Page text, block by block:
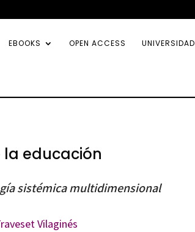
EBOOKS OPEN ACCESS UNIVERSIDAD
la educación
sistémica multidimensional
Vilaginés